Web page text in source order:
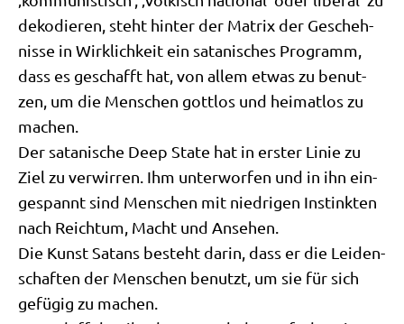
deko­die­ren, steht hin­ter der Matrix der Gescheh­
nis­se in Wirk­lich­keit ein sata­ni­sches Pro­gramm,
dass es geschafft hat, von allem etwas zu benut­
zen, um die Men­schen gott­los und hei­mat­los zu
machen.
Der sata­ni­sche Deep Sta­te hat in erster Linie zu
Ziel zu ver­wir­ren. Ihm unter­wor­fen und in ihn ein­
ge­spannt sind Men­schen mit nied­ri­gen Instink­ten
nach Reich­tum, Macht und Ansehen.
Die Kunst Satans besteht dar­in, dass er die Lei­den­
schaf­ten der Men­schen benutzt, um sie für sich
gefü­gig zu machen.